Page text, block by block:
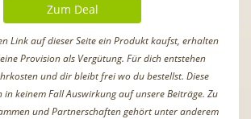
Zum Deal
Link auf dieser Seite ein Produkt kaufst, erhalten
Provision als Vergütung. Für dich entstehen
und dir bleibt frei wo du bestellst. Diese
keinem Fall Auswirkung auf unsere Beiträge. Zu
und Partnerschaften gehört unter anderem